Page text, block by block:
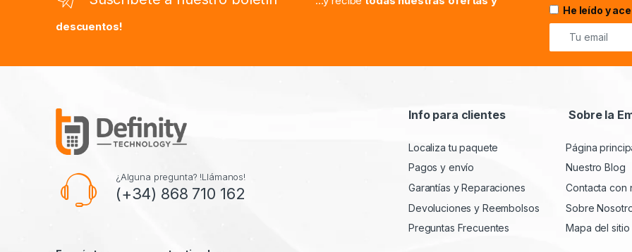
descuentos!
He leído y
¿Alguna pregunta? !Llámanos!
(+34) 868 710 162
Info para clientes
Localiza tu paquete
Pagos y envío
Garantías y Reparaciones
Devoluciones y Reembolsos
Preguntas Frecuentes
Sobre la
Página
Nuestro Blog
Contacta con
Sobre
Mapa del sitio